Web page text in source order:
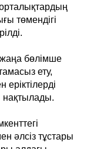
төмендігі
бөлімше
ету,
нақтылады.
әлсіз тұстары